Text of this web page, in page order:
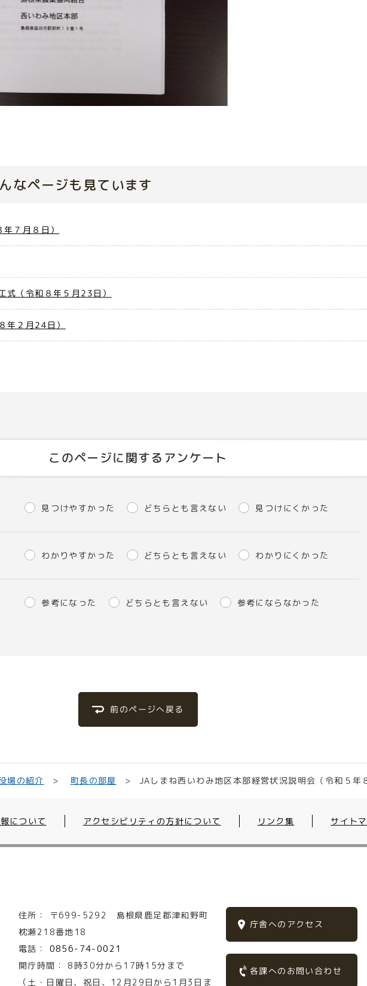
なページも見ています
７月８日）
式（令和８年５月23日）
年２月24日）
このページに関するアンケート
見つけやすかった どちらとも言えない 見つけにくかった
わかりやすかった どちらとも言えない わかりにくかった
参考になった どちらとも言えない 参考にならなかった
前のページへ戻る
場の紹介 町長の部屋 JAしまね西いわみ地区本部経営状況説明会（令和５年
について アクセシビリティの方針について リンク集 サイト
住所： 〒699-5292 島根県鹿足郡津和野町
枕瀬218番地18
電話：
0856-74-0021
開庁時間：
8時30分から17時15分まで
（土・日曜日、祝日、12月29日から1月3日ま
庁舎へのアクセス
各課へのお問い合わせ